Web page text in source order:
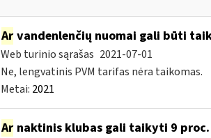
Arvandenlenčių nuomai gali būti
Web turinio sąrašas 2021-07-01
Ne, lengvatinis PVM tarifas nėra taikomas.
Metai: 2021
Arnaktinis klubas gali taikyti 9